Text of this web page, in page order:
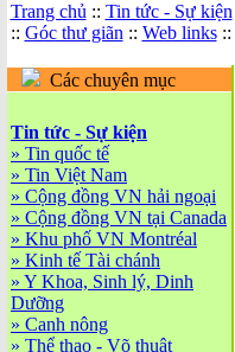
Trang chủ :: Tin tức - Sự kiện
:: Góc thư giãn :: Web links::
Các chuyên mục
Tin tức - Sự kiện
» Tin quốc tế
» Tin Việt Nam
» Cộng đồng VN hải ngoại
» Cộng đồng VN tại Canada
» Khu phố VN Montréal
» Kinh tế Tài chánh
» Y Khoa, Sinh lý, Dinh
Dưỡng
» Canh nông
» Thể thao - Võ thuật